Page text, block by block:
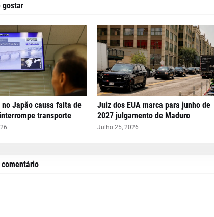
gostar
Japão causa falta de
transporte
Juiz dos EUA marca para junho de
2027 julgamento de Maduro
Julho 25, 2026